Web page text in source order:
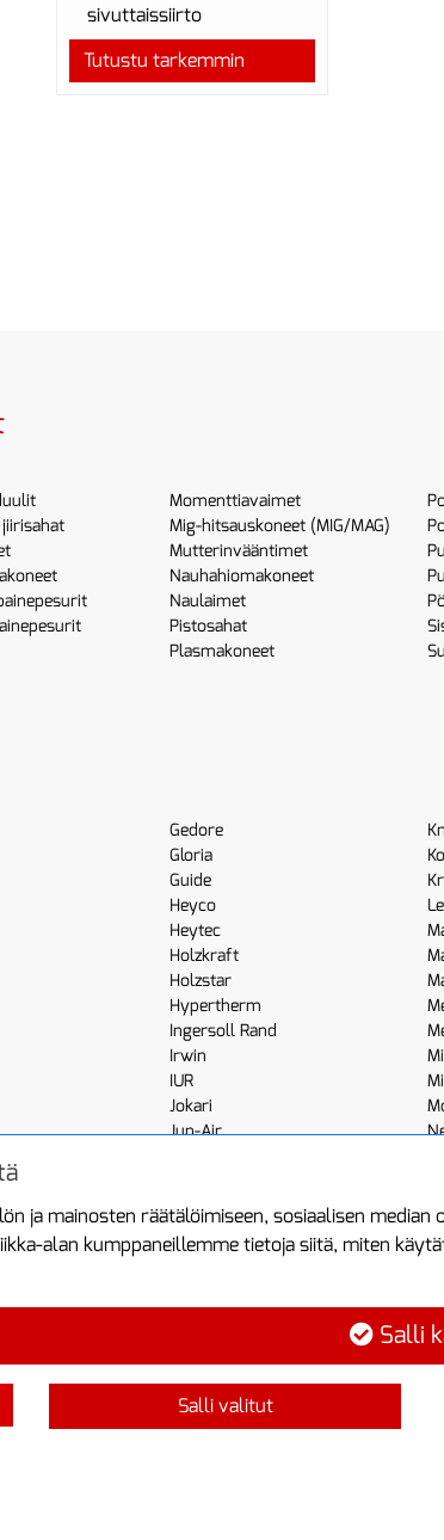
sivuttaissiirto
Tutustu tarkemmin
Momenttiavaimet
Mig-hitsauskoneet (MIG/MAG)
Mutterinvääntimet
Nauhahiomakoneet
Naulaimet
Pistosahat
Plasmakoneet
Gedore
Gloria
Guide
Heyco
Heytec
Holzkraft
Holzstar
Hypertherm
Ingersoll Rand
Irwin
IUR
Jokari
Jun-Air
ja maksaminen
myynti
Asiakastilini
Asiakastili
Luo tili
ja mainosten räätälöimiseen, sosiaalisen
alan kumppaneillemme tietoja siitä, miten
Salli
Salli valitut